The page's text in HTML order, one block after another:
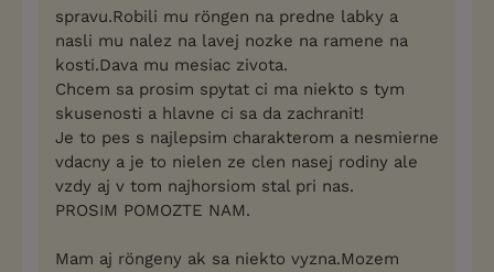
spravu.Robili mu röngen na predne labky a
nasli mu nalez na lavej nozke na ramene na
kosti.Dava mu mesiac zivota.
Chcem sa prosim spytat ci ma niekto s tym
skusenosti a hlavne ci sa da zachranit!
Je to pes s najlepsim charakterom a nesmierne
vdacny a je to nielen ze clen nasej rodiny ale
vzdy aj v tom najhorsiom stal pri nas.
PROSIM POMOZTE NAM.
Mam aj röngeny ak sa niekto vyzna.Mozem